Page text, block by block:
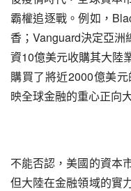
霸權追逐戰。例如，
香；Vanguard決定亞
資10億美元收購其大陸
購買了將近2000億美
映全球金融的重心正向
不能否認，美國的資本
但大陸在金融領域的實